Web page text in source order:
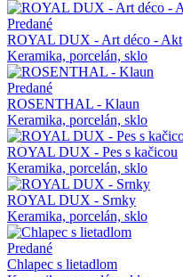
Predané
ROYAL DUX - Art déco - Akt
Keramika, porcelán, sklo
Predané
ROSENTHAL - Klaun
Keramika, porcelán, sklo
ROYAL DUX - Pes s kačicou
Keramika, porcelán, sklo
ROYAL DUX - Srnky
Keramika, porcelán, sklo
Predané
Chlapec s lietadlom